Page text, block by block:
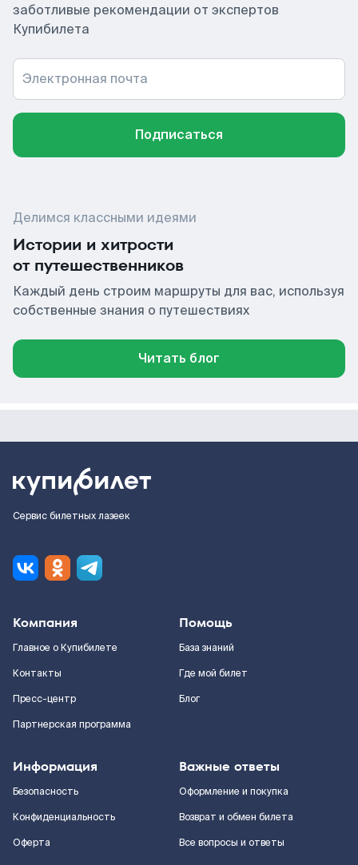
заботливые рекомендации от экспертов
Купибилета
Электронная почта
Подписаться
Делимся классными идеями
Истории и хитрости
от путешественников
Каждый день строим маршруты для вас, используя
собственные знания о путешествиях
Читать блог
Сервис билетных лазеек
Компания
Главное о Купибилете
Контакты
Пресс-центр
Партнерская программа
Помощь
База знаний
Где мой билет
Блог
Информация
Безопасность
Конфиденциальность
Оферта
Важные ответы
Оформление и покупка
Возврат и обмен билета
Все вопросы и ответы